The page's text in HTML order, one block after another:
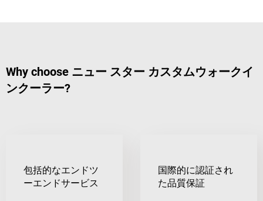
Why choose ニュー スター カスタムウォークイ
ンクーラー?
包括的なエンドツ
ーエンドサービス
国際的に認証され
た品質保証